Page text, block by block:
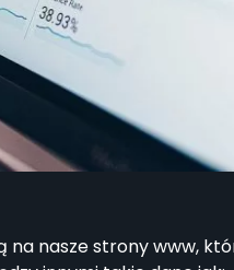
na nasze strony www,